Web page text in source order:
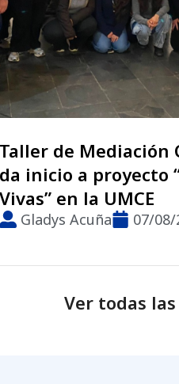
Cultural
“Raíces
07/08/2026
Ver todas